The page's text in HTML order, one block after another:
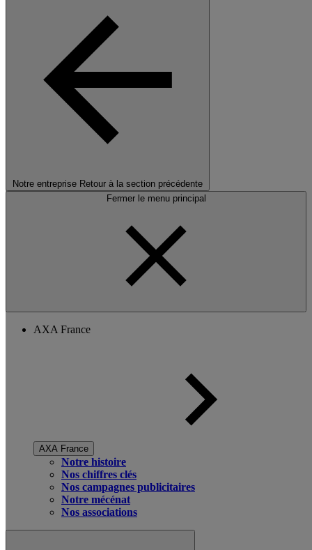
Notre entreprise Retour à la section précédente
Fermer le menu principal
AXA France
AXA France
Notre histoire
Nos chiffres clés
Nos campagnes publicitaires
Notre mécénat
Nos associations